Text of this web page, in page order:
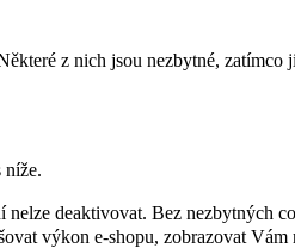
z nich jsou nezbytné,
níže.
nelze deaktivovat. Bez nezbytných
výkon e-shopu, zobrazovat